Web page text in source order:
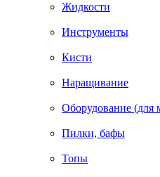
Жидкости
Инструменты
Кисти
Наращивание
Оборудование (для
Пилки, бафы
Топы